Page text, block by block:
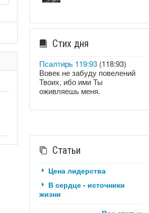
Стих дня
Псалтирь 119:93(118:93)
Вовек не забуду повелений
Твоих, ибо ими Ты
оживляешь меня.
Статьи
Цена лидерства
В сердце - источники
жизни